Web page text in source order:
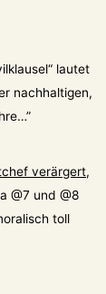
lautet
nachhaltigen,
”
verärgert,
@7 und @8
toll